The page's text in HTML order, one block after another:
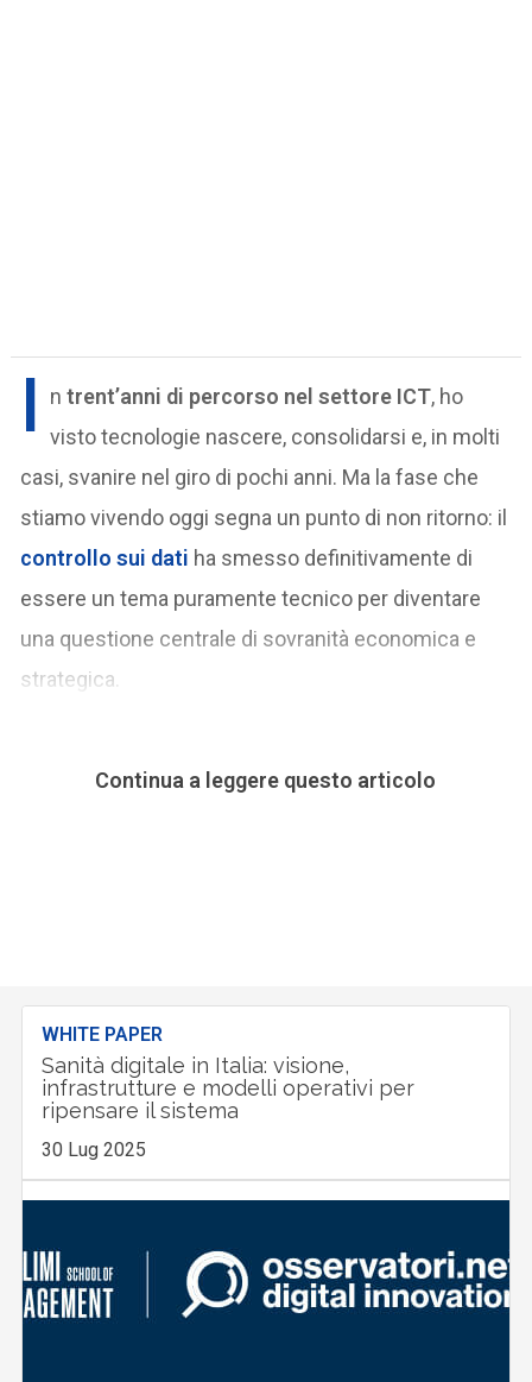
I ntrent’anni di percorso nel settore ICT, ho
visto tecnologie nascere, consolidarsi e, in molti
casi, svanire nel giro di pochi anni. Ma la fase che
stiamo vivendo oggi segna un punto di non ritorno: il
controllo sui dati ha smesso definitivamente di
essere un tema puramente tecnico per diventare
una questione centrale di sovranità economica e
strategica.
Continua a leggere questo articolo
WHITE PAPER
Sanità digitale in Italia: visione,
infrastrutture e modelli operativi per
ripensare il sistema
30 Lug 2025